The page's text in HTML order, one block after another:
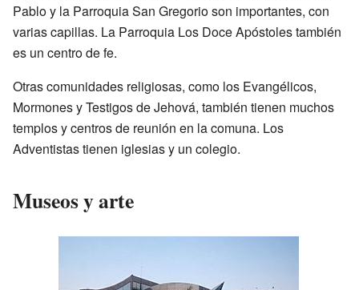
Pablo y la Parroquia San Gregorio son importantes, con
varias capillas. La Parroquia Los Doce Apóstoles también
es un centro de fe.
Otras comunidades religiosas, como los Evangélicos,
Mormones y Testigos de Jehová, también tienen muchos
templos y centros de reunión en la comuna. Los
Adventistas tienen iglesias y un colegio.
Museos y arte